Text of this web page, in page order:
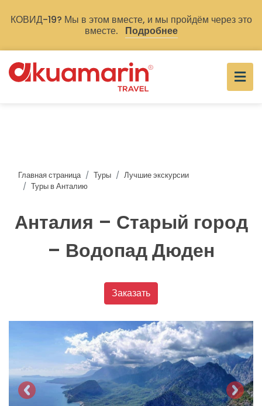
КОВИД-19? Мы в этом вместе, и мы пройдём через это
вместе.
Подробнее
Главная страница Туры
Лучшие экскурсии
Туры в Анталию
Анталия – Старый город
– Водопад Дюден
Заказать